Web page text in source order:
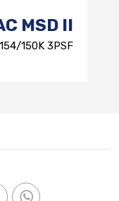
MSD II
150K 3PSF